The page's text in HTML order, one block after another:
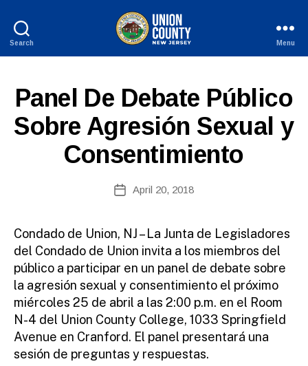
Search
New
Jersey
Menu
Categories
S
N
I
A
S
E
S
Panel De Debate Público
Sobre Agresión Sexual y
Consentimiento
author
y
W
e
b
Si
ini
st
ra
to
r
PostApril 20, 2018
Condado de Union, NJ – La Junta de Legisladores
del Condado de Union invita a los miembros del
público a participar en un panel de debate sobre
la agresión sexual y consentimiento el próximo
miércoles 25 de abril a las 2:00 p.m. en el Room
N-4 del Union County College, 1033 Springfield
Avenue en Cranford. El panel presentará una
sesión de preguntas y respuestas.